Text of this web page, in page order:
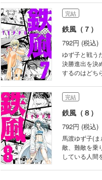
完結
鉄風（７）
792円 (税込)
ゆず子と戦う
決勝進出を決
するのはどち
完結
鉄風（８）
792円 (税込)
馬渡ゆず子(
敵、難敵を乗
している人間